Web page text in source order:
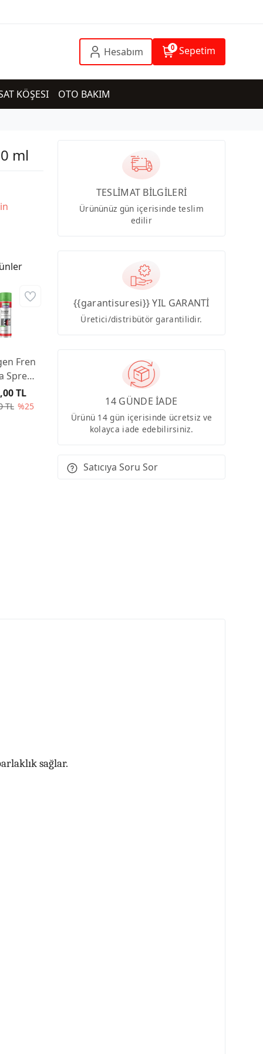
Hesabım 0 Sepetim
KÖŞESI OTO BAKIM
ml
Fren
Spreyi
TL %25
TL
TESLİMAT BİLGİLERİ
Ürününüz gün içerisinde teslim
edilir
{{garantisuresi}} YIL GARANTİ
Üretici/distribütör garantilidir.
14 GÜNDE İADE
Ürünü 14 gün içerisinde ücretsiz ve
kolayca iade edebilirsiniz.
Satıcıya Soru Sor
sağlar.